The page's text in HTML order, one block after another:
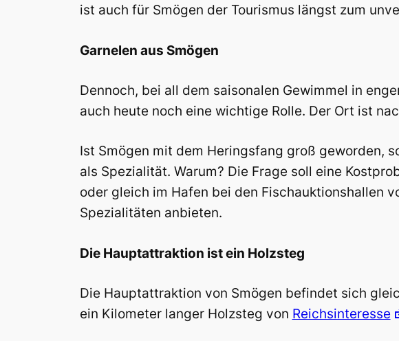
ist auch für Smögen der Tourismus längst zum
Garnelen aus Smögen
Dennoch, bei all dem saisonalen Gewimmel in
auch heute noch eine wichtige Rolle. Der Ort ist
Ist Smögen mit dem Heringsfang groß geworden,
als Spezialität. Warum? Die Frage soll eine
oder gleich im Hafen bei den Fischauktionshallen
Spezialitäten anbieten.
Die Hauptattraktion ist ein Holzsteg
Die Hauptattraktion von Smögen befindet sich
ein Kilometer langer Holzsteg von Reichsinteresse